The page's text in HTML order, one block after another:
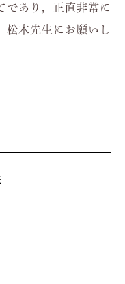
あり，正直非常に
松木先生にお願いし